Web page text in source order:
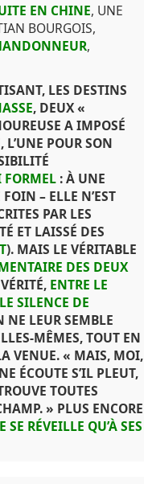
EN CHINE, UNE
BOURGOIS,
,
LES DESTINS
, DEUX «
A IMPOSÉ
POUR SON
FORMEL : À UNE
– ELLE N’EST
PAR LES
ET LAISSÉ DES
). MAIS LE VÉRITABLE
DES DEUX
ENTRE LE
SILENCE DE
NE LEUR SEMBLE
MÊMES, TOUT EN
VENUE. « MAIS, MOI,
ÉCOUTE S’IL PLEUT,
TOUTES
» PLUS ENCORE
RÉVEILLE QU’À SES